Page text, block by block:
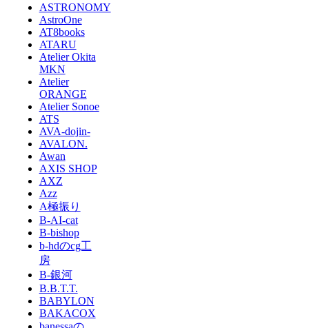
ASTRONOMY
AstroOne
AT8books
ATARU
Atelier Okita
MKN
Atelier
ORANGE
Atelier Sonoe
ATS
AVA-dojin-
AVALON.
Awan
AXIS SHOP
AXZ
Azz
A極振り
B-AI-cat
B-bishop
b-hdのcg工
房
B-銀河
B.B.T.T.
BABYLON
BAKACOX